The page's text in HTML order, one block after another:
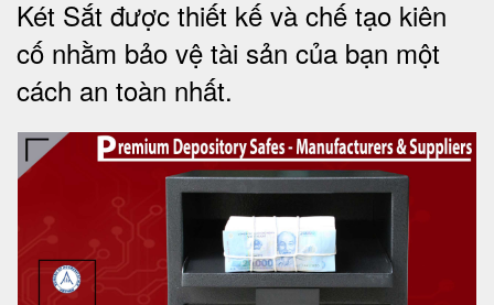
Két Sắt được thiết kế và chế tạo kiên
cố nhằm bảo vệ tài sản của bạn một
cách an toàn nhất.